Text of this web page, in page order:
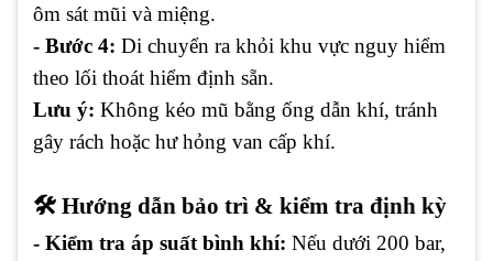
ôm sát mũi và miệng.
- Bước 4: Di chuyển ra khỏi khu vực nguy hiểm
theo lối thoát hiểm định sẵn.
Lưu ý: Không kéo mũ bằng ống dẫn khí, tránh
gây rách hoặc hư hỏng van cấp khí.
🛠️ Hướng dẫn bảo trì & kiểm tra định kỳ
- Kiểm tra áp suất bình khí: Nếu dưới 200 bar,